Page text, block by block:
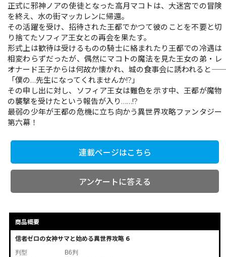
正式に邪神ノアの使徒となった高月マコトは、大迷宮での冒険
を終え、水の街マッカレンに帰還。
その活躍を受け、招待された王都でかつて彼のことを不要と切
り捨てたソフィア王女との再会を果たす。
形式上は歓待は受けるものの騎士に絡まれたり王都での冷遇は
相変わらずだったが、偶然にマコトの魔法を見た王女の弟・レ
オナード王子からは何故か懐かれ、城の食事会に誘われると――
「僕の…先生になってくれませんか!?」
その申し出に対し、ソフィア王女は難色を示す中、王都が魔物
の襲撃を受けたという報告が入り……!?
最弱の少年が王都の危機に立ち向かう異世界攻略ファンタジー
第六幕！
連載ページはこちら
アンケートに答える
商品概要
信者ゼロの女神サマと始める異世界攻略 6
判型
B6判